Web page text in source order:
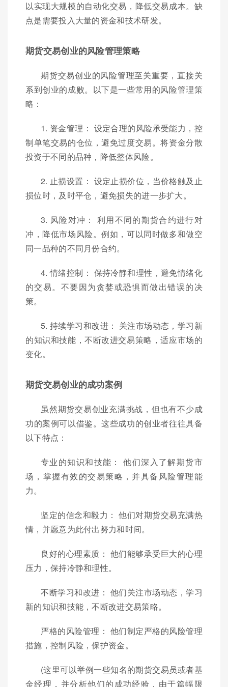
以实现大规模的自动化交易，降低交易成本。缺
点是需要投入大量的资金和技术研发。
期货交易创业的风险管理策略
期货交易创业的风险管理至关重要，直接关
系到创业的成败。以下是一些常用的风险管理策
略：
1. 资金管理： 设定合理的风险承受能力，控
制单笔交易的仓位，避免过度交易。将资金分散
投资于不同的品种，降低整体风险。
2. 止损设置： 设定止损价位，当价格触及止
损位时，及时平仓，避免损失的进一步扩大。
3. 风险对冲： 利用不同的期货合约进行对
冲，降低市场风险。例如，可以同时做多和做空
同一品种的不同月份合约。
4. 情绪控制： 保持冷静和理性，避免情绪化
的交易。不要因为贪婪或恐惧而做出错误的决
策。
5. 持续学习和改进： 关注市场动态，学习新
的知识和技能，不断改进交易策略，适应市场的
变化。
期货交易创业的成功案例
虽然期货交易创业充满挑战，但也有不少成
功的案例可以借鉴。这些成功的创业者往往具备
以下特点：
专业的知识和技能： 他们深入了解期货市
场，掌握有效的交易策略，并具备风险管理能
力。
坚定的信念和毅力： 他们对期货交易充满热
情，并愿意为此付出努力和时间。
良好的心理素质： 他们能够承受巨大的心理
压力，保持冷静和理性。
不断学习和改进： 他们关注市场动态，学习
新的知识和技能，不断改进交易策略。
严格的风险管理： 他们制定严格的风险管理
措施，控制风险，保护资金。
(这里可以举例一些知名的期货交易员或者基
金经理，并分析他们的成功经验，由于篇幅限